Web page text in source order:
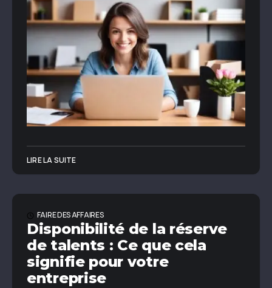
LIRE LA SUITE
FAIRE DES AFFAIRES
Disponibilité de la réserve
de talents : Ce que cela
signifie pour votre
entreprise